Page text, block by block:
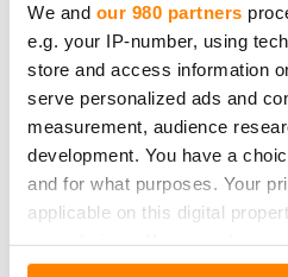
We and our 980 partners
e.g. your IP-number, using
store and access information
serve personalized ads and
measurement, audience
development. You have a
and for what purposes. Your
applicable on this digital
any time from the Cookie
Fredman pakastusrasia 0,75 l
kannet. Rasia on kätevän
annosten